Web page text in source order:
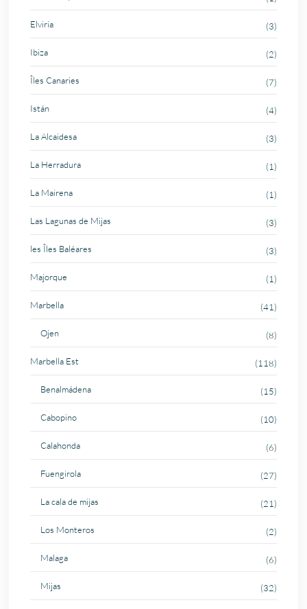
Elviria (3)
Ibiza (2)
Îles Canaries (7)
Istán (4)
La Alcaidesa (3)
La Herradura (1)
La Mairena (1)
Las Lagunas de Mijas (3)
les Îles Baléares (3)
Majorque (1)
Marbella (41)
Ojen (8)
Marbella Est (118)
Benalmádena (15)
Cabopino (10)
Calahonda (6)
Fuengirola (27)
La cala de mijas (21)
Los Monteros (2)
Malaga (6)
Mijas (32)